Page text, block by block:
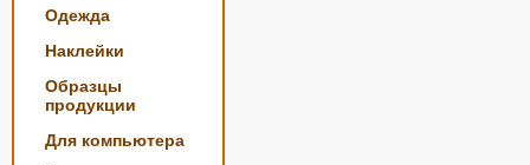
Одежда
Наклейки
Образцы
продукции
Для компьютера